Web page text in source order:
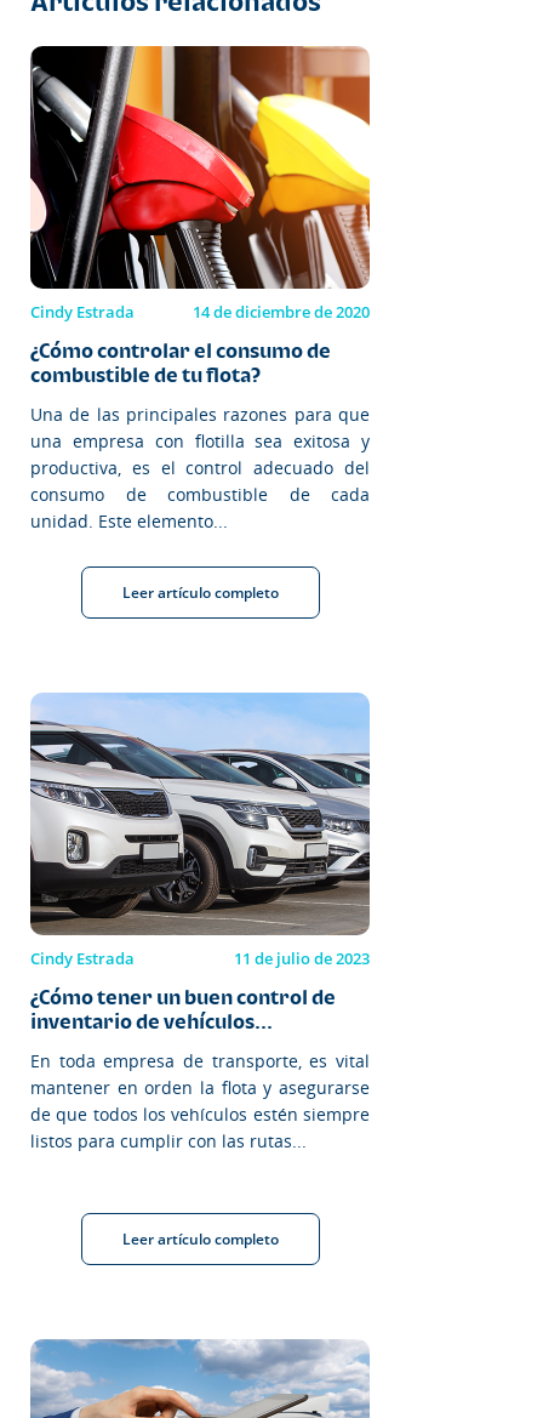
Cindy Estrada 14 de diciembre de 2020
¿Cómo controlar el consumo de
combustible de tu flota?
Una de las principales razones para que
una empresa con flotilla sea exitosa y
productiva, es el control adecuado del
consumo de combustible de cada
unidad. Este elemento...
Leer artículo completo
Cindy Estrada 11 de julio de 2023
¿Cómo tener un buen control de
inventario de vehículos...
En toda empresa de transporte, es vital
mantener en orden la flota y asegurarse
de que todos los vehículos estén siempre
listos para cumplir con las rutas...
Leer artículo completo